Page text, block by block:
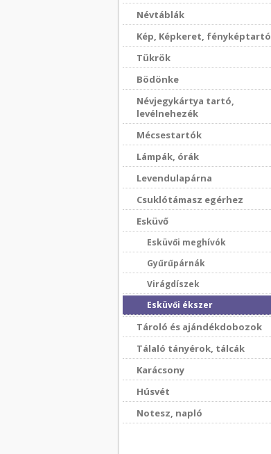
Névtáblák
Kép, Képkeret, fényképtartó
Tükrök
Bödönke
Névjegykártya tartó,
levélnehezék
Mécsestartók
Lámpák, órák
Levendulapárna
Csuklótámasz egérhez
Esküvő
Esküvői meghívók
Gyűrűpárnák
Virágdíszek
Esküvői ékszer
Tároló és ajándékdobozok
Tálaló tányérok, tálcák
Karácsony
Húsvét
Notesz, napló